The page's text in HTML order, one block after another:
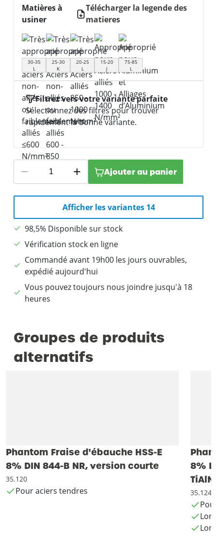
Matières à
usiner
Télécharger la legende des
matieres
30-35
L
25-30
K
20-25
L
15-20
J
75-85
L
Filtrez vers votre variante parfaite
Sélectionnez des filtres pour trouver
rapidement la bonne variante.
Ajouter au panier
Afficher les variantes 14
98,5% Disponible sur stock
Vérification stock en ligne
Commandé avant 19h00 les jours ouvrables,
expédié aujourd'hui
Vous pouvez toujours nous joindre jusqu'à 18
heures
Groupes de produits
alternatifs
Phantom Fraise d'ébauche HSS-E
8% DIN 844-B NR, version courte
35.120
Pour aciers tendres
8%
TiAlN
35.124